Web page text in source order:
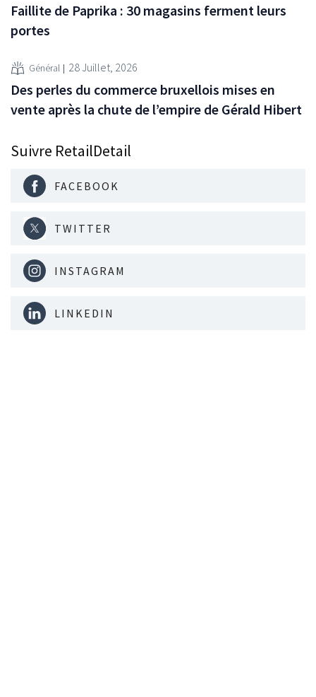
Faillite de Paprika : 30 magasins ferment leurs
portes
Général 28 Juillet, 2026
Des perles du commerce bruxellois mises en
vente après la chute de l’empire de Gérald Hibert
Suivre RetailDetail
FACEBOOK
TWITTER
INSTAGRAM
LINKEDIN